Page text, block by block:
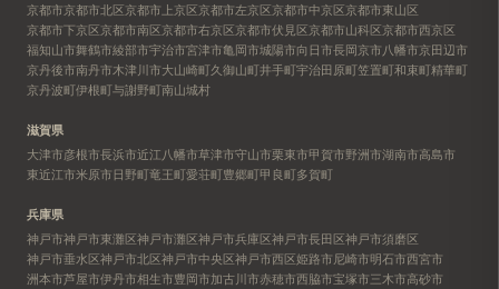
京都市京都市北区京都市上京区京都市左京区京都市中京区京都市東山区
京都市下京区京都市南区京都市右京区京都市伏見区京都市山科区京都市西京区
福知山市舞鶴市綾部市宇治市宮津市亀岡市城陽市向日市長岡京市八幡市京田辺市
京丹後市南丹市木津川市大山崎町久御山町井手町宇治田原町笠置町和束町精華町
京丹波町伊根町与謝野町南山城村
滋賀県
大津市彦根市長浜市近江八幡市草津市守山市栗東市甲賀市野洲市湖南市高島市
東近江市米原市日野町竜王町愛荘町豊郷町甲良町多賀町
兵庫県
神戸市神戸市東灘区神戸市灘区神戸市兵庫区神戸市長田区神戸市須磨区
神戸市垂水区神戸市北区神戸市中央区神戸市西区姫路市尼崎市明石市西宮市
洲本市芦屋市伊丹市相生市豊岡市加古川市赤穂市西脇市宝塚市三木市高砂市